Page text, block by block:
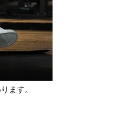
ます。